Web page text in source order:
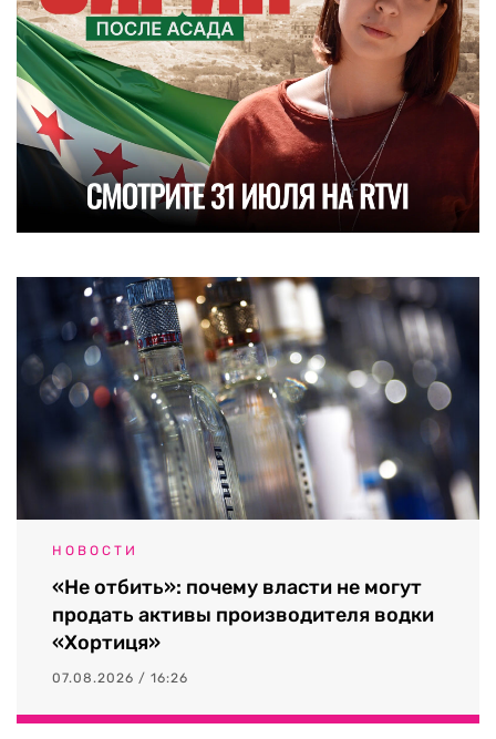
НОВОСТИ
«Не отбить»: почему власти не могут
продать активы производителя водки
«Хортиця»
07.08.2026 / 16:26